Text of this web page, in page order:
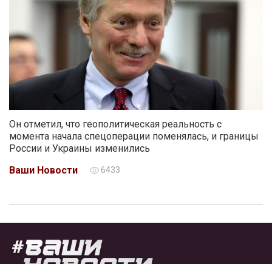
Он отметил, что геополитическая реальность с
момента начала спецоперации поменялась, и границы
России и Украины изменились
Ваши Новости
6433